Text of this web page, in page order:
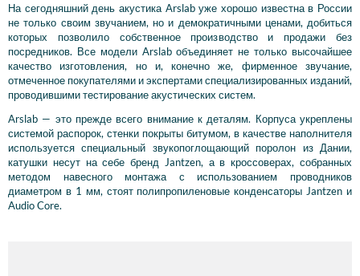
На сегодняшний день акустика Arslab уже хорошо известна в России
не только своим звучанием, но и демократичными ценами, добиться
которых позволило собственное производство и продажи без
посредников. Все модели Arslab объединяет не только высочайшее
качество изготовления, но и, конечно же, фирменное звучание,
отмеченное покупателями и экспертами специализированных изданий,
проводившими тестирование акустических систем.
Arslab — это прежде всего внимание к деталям. Корпуса укреплены
системой распорок, стенки покрыты битумом, в качестве наполнителя
используется специальный звукопоглощающий поролон из Дании,
катушки несут на себе бренд Jantzen, а в кроссоверах, собранных
методом навесного монтажа с использованием проводников
диаметром в 1 мм, стоят полипропиленовые конденсаторы Jantzen и
Audio Core.